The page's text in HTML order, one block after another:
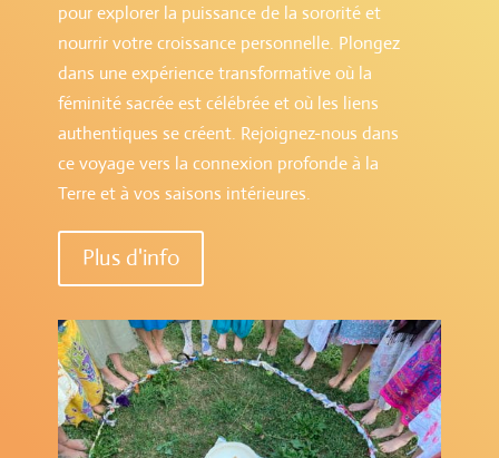
pour explorer la puissance de la sororité et
nourrir votre croissance personnelle. Plongez
dans une expérience transformative où la
féminité sacrée est célébrée et où les liens
authentiques se créent. Rejoignez-nous dans
ce voyage vers la connexion profonde à la
Terre et à vos saisons intérieures.
Plus d'info